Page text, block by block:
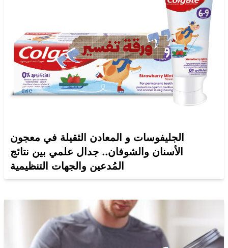
الجليفوسات و المعادن الثقيلة في معجون
الأسنان والشوفان.. جدال علمي بين نتائج
المُدعين والجهات التنظيمية